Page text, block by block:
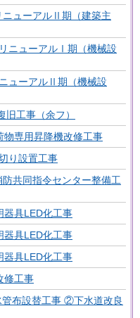
ニューアルⅡ期（建築主
ニューアルⅠ期（機械設
ューアルⅡ期（機械設
旧工事（余フ）
物専用昇降機改修工事
り設置工事
防共同指令センター整備工
器具LED化工事
器具LED化工事
器具LED化工事
修工事
布設替工事 ②下水道改良